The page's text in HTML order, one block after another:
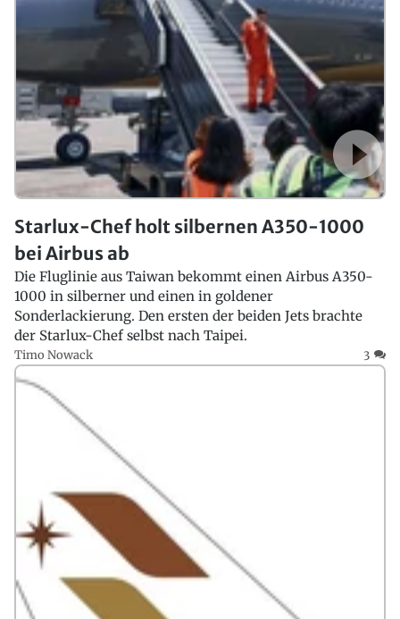
Starlux-Chef holt silbernen A350-1000
bei Airbus ab
Die Fluglinie aus Taiwan bekommt einen Airbus A350-
1000 in silberner und einen in goldener
Sonderlackierung. Den ersten der beiden Jets brachte
der Starlux-Chef selbst nach Taipei.
Timo Nowack 3